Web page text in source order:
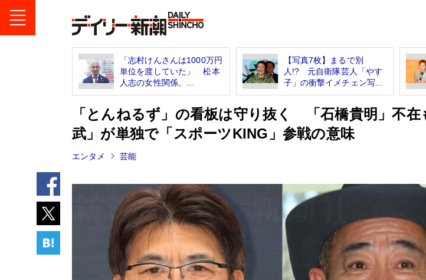
「志村けんさんは1000万円
単位を渡していた」 松本
人志の女性関係、...
【写真7枚】まるで別
人!? 元自衛隊芸人「やす
子」の衝撃イメチェン写...
「とんねるず」の看板は守り抜く 「石橋貴明」不在
武」が単独で「スポーツKING」参戦の意味
エンタメ 芸能